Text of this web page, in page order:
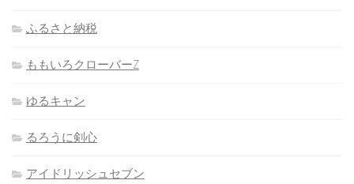
ふるさと納税
ももいろクローバーZ
ゆるキャン
るろうに剣心
アイドリッシュセブン